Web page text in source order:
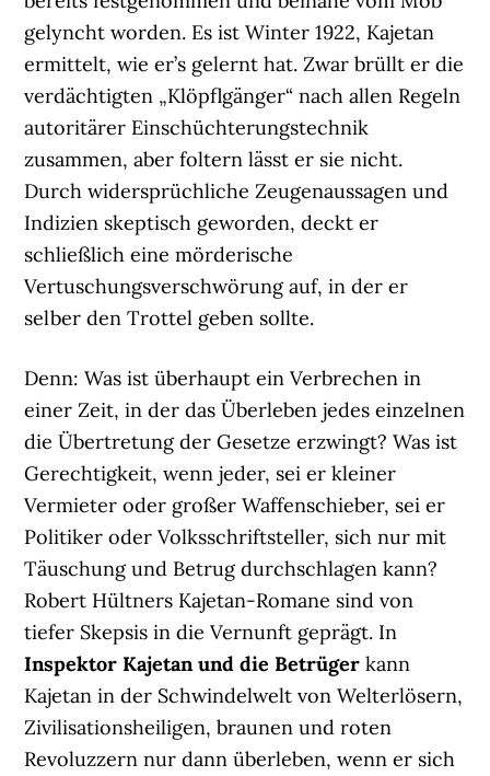
gelyncht worden. Es ist Winter 1922, Kajetan
ermittelt, wie er’s gelernt hat. Zwar brüllt er die
verdächtigten „Klöpflgänger“ nach allen Regeln
autoritärer Einschüchterungstechnik
zusammen, aber foltern lässt er sie nicht.
Durch widersprüchliche Zeugenaussagen und
Indizien skeptisch geworden, deckt er
schließlich eine mörderische
Vertuschungsverschwörung auf, in der er
selber den Trottel geben sollte.
Denn: Was ist überhaupt ein Verbrechen in
einer Zeit, in der das Überleben jedes einzelnen
die Übertretung der Gesetze erzwingt? Was ist
Gerechtigkeit, wenn jeder, sei er kleiner
Vermieter oder großer Waffenschieber, sei er
Politiker oder Volksschriftsteller, sich nur mit
Täuschung und Betrug durchschlagen kann?
Robert Hültners Kajetan-Romane sind von
tiefer Skepsis in die Vernunft geprägt. In
Inspektor Kajetan und die Betrüger kann
Kajetan in der Schwindelwelt von Welterlösern,
Zivilisationsheiligen, braunen und roten
Revoluzzern nur dann überleben, wenn er sich